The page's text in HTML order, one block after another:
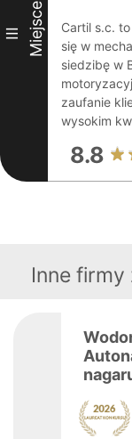
III Miejsce
Cartil s.c.
się w
siedzibę w
zaufanie
wysokim
8.8
Inne